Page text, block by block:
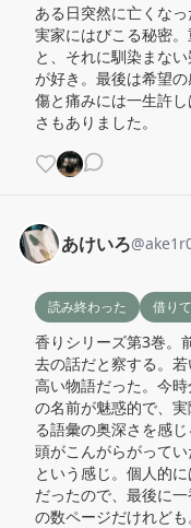
ある日突然に亡くな
実家にはびこる秘密
と、それに馴染まな
が好き。最後は希望
傷と痛みには一生許
さもありました。
あけいろ@
読み終わった 借り
香りシリーズ第3巻。
去の話だと察する。
高い物語だった。今
の名前が魅惑的で、
る語彙の奥深さを感
頭がこんがらがって
という感じ。個人的
だったので、最後に
の数ページだけれども